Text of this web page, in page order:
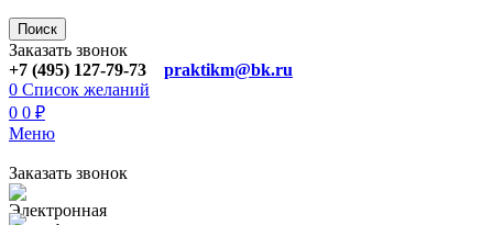
Поиск
Заказать звонок
+7 (495) 127-79-73
praktikm@bk.ru
0 Список желаний
0 0 ₽
Меню
Заказать звонок